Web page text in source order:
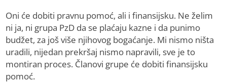
Oni će dobiti pravnu pomoć, ali i finansijsku. Ne želim
ni ja, ni grupa PzD da se plaćaju kazne i da punimo
budžet, za još više njihovog bogaćanje. Mi nismo ništa
uradili, nijedan prekršaj nismo napravili, sve je to
montiran proces. Članovi grupe će dobiti finansijsku
pomoć.